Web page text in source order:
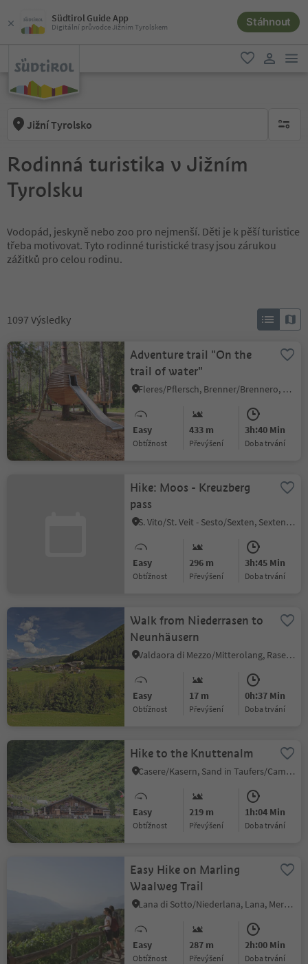
Südtirol Guide App
Digitální průvodce Jižním Tyrolskem Stáhnout
oblíbené
Jižní Tyrolsko brak
Rodinná turistika v Jižním
Tyrolsku
Vodopád, jeskyně nebo zoo pro nejmenší. Děti je k pěší turistice
třeba motivovat. Tyto rodinné turistické trasy jsou zárukou
zážitků pro celou rodinu.
1097 Výsledky
Adventure trail "On the
trail of water"
Fleres/Pflersch, Brenner/Brennero, Sterzing/Vipiteno and environs
Easy
Obtížnost
433 m
Převýšení
3h:40 Min
doba trvání
Hike: Moos - Kreuzberg
pass
S. Vito/St. Veit - Sesto/Sexten, Sexten/Sesto, Dolomites Region 3 Zinnen
Easy
Obtížnost
296 m
Převýšení
3h:45 Min
doba trvání
Walk from Niederrasen to
Neunhäusern
Valdaora di Mezzo/Mitterolang, Rasen-Antholz/Rasun Anterselva, Dolomites Region Kronplatz/Plan de Corones
Easy
Obtížnost
17 m
Převýšení
0h:37 Min
doba trvání
Hike to the Knuttenalm
Casere/Kasern, Sand in Taufers/Campo Tures, Ahrntal/Valle Aurina
Easy
Obtížnost
219 m
Převýšení
1h:04 Min
doba trvání
Easy Hike on Marling
Waalweg Trail
Lana di Sotto/Niederlana, Lana, Meran/Merano and environs
Easy
Obtížnost
287 m
Převýšení
2h:00 Min
doba trvání